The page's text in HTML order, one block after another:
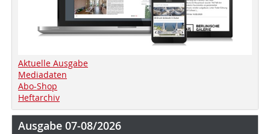
Aktuelle Ausgabe
Mediadaten
Abo-Shop
Heftarchiv
Ausgabe 07-08/2026